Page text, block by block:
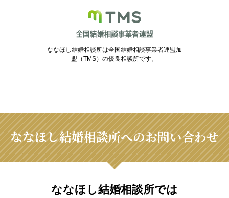
ななほし結婚相談所は全国結婚相談事業者連盟加
盟（TMS）の優良相談所です。
ななほし結婚相談所へのお問い合わせ
ななほし結婚相談所では